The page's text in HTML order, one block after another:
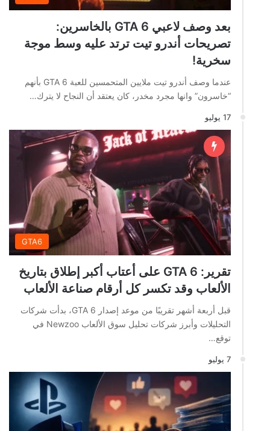
بعد وصف لاعبي GTA 6 بالخاسرين:
تصريحات أندرو تيت ترتد عليه وسط موجة
سخرية!
عندما وصف أندرو تيت ملايين المتحمسين للعبة GTA 6 بأنهم
“خاسرون” وانها مجرد مخدر، كان يعتقد أن النجاح لا يترك…
17 يوليو
GTA6
تقرير: GTA 6 على أعتاب أكبر إطلاق بتاريخ
الألعاب وقد تكسر كل أرقام صناعة الألعاب
قبل أربعة أشهر تقريبًا من موعد إصدار GTA 6، بدأت شركات
التحليلات وأبرز شركات تحليل سوق الألعاب Newzoo في
توقع…
7 يوليو